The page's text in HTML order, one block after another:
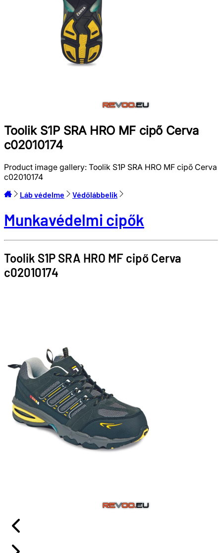
Toolik S1P SRA HRO MF cipő Cerva
c02010174
Product image gallery: Toolik S1P SRA HRO MF cipő Cerva
c02010174
Láb védelme Védőlábbelik
Munkavédelmi cipők
Toolik S1P SRA HRO MF cipő Cerva
c02010174